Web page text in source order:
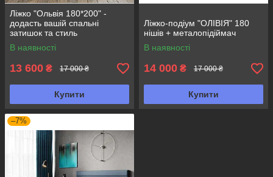
Ліжко "Ольвія 180*200" -
додасть вашій спальні
затишок та стиль
В наявності
13 600 ₴ 17 000 ₴
Купити
Ліжко-подіум "ОЛІВІЯ" 180
нішів + металопідіймач
В наявності
14 000 ₴ 17 000 ₴
Купити
–7%